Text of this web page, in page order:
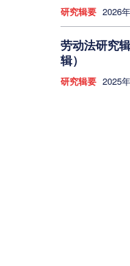
研究辑要 2026
劳动法研究
辑）
研究辑要 2025